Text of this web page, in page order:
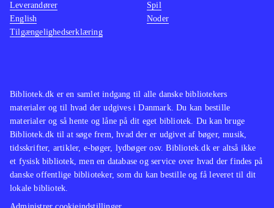
Bibliotek.dk er en samlet indgang til alle danske bibliotekers
materialer og til hvad der udgives i Danmark. Du kan bestille
materialer og så hente og låne på dit eget bibliotek. Du kan bruge
Bibliotek.dk til at søge frem, hvad der er udgivet af bøger, musik,
tidsskrifter, artikler, e-bøger, lydbøger osv. Bibliotek.dk er altså ikke
et fysisk bibliotek, men en database og service over hvad der findes på
danske offentlige biblioteker, som du kan bestille og få leveret til dit
lokale bibliotek.
Leverandører
English
Tilgængelighedserklæring
Spil
Noder